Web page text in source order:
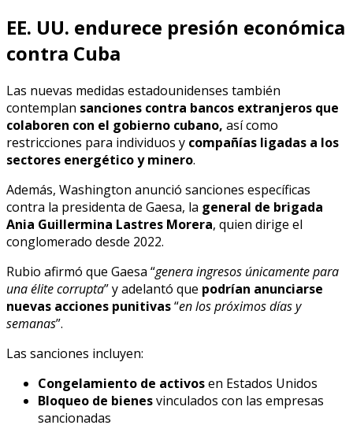
EE. UU. endurece presión económica
contra Cuba
Las nuevas medidas estadounidenses también
contemplan sanciones contra bancos extranjeros que
colaboren con el gobierno cubano, así como
restricciones para individuos y compañías ligadas a los
sectores energético y minero.
Además, Washington anunció sanciones específicas
contra la presidenta de Gaesa, la general de brigada
Ania Guillermina Lastres Morera, quien dirige el
conglomerado desde 2022.
Rubio afirmó que Gaesa “genera ingresos únicamente para
una élite corrupta” y adelantó que podrían anunciarse
nuevas acciones punitivas“en los próximos días y
semanas”.
Las sanciones incluyen:
Congelamiento de activosen Estados Unidos
Bloqueo de bienesvinculados con las empresas
sancionadas